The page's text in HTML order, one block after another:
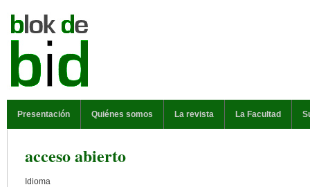
Presentación Quiénes somos La revista La Facultad
acceso abierto
Idioma